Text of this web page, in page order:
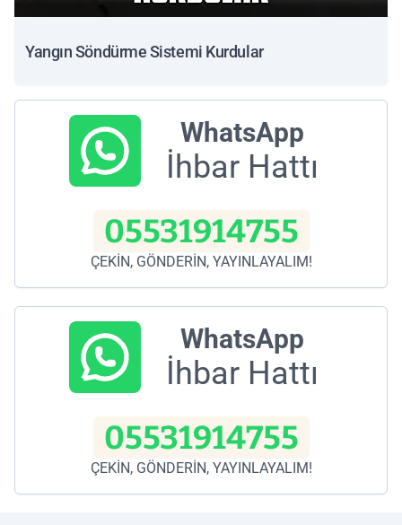
Yangın Söndürme Sistemi Kurdular
WhatsApp
İhbar Hattı
05531914755
ÇEKİN, GÖNDERİN, YAYINLAYALIM!
WhatsApp
İhbar Hattı
05531914755
ÇEKİN, GÖNDERİN, YAYINLAYALIM!